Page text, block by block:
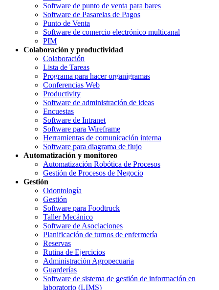
Software de punto de venta para bares
Software de Pasarelas de Pagos
Punto de Venta
Software de comercio electrónico multicanal
PIM
Colaboración y productividad
Colaboración
Lista de Tareas
Programa para hacer organigramas
Conferencias Web
Productivity
Software de administración de ideas
Encuestas
Software de Intranet
Software para Wireframe
Herramientas de comunicación interna
Software para diagrama de flujo
Automatización y monitoreo
Automatización Robótica de Procesos
Gestión de Procesos de Negocio
Gestión
Odontología
Gestión
Software para Foodtruck
Taller Mecánico
Software de Asociaciones
Planificación de turnos de enfermería
Reservas
Rutina de Ejercicios
Administración Agropecuaria
Guarderías
Software de sistema de gestión de información en
laboratorio (LIMS)